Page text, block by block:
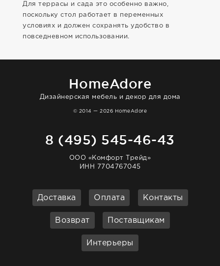
Для террасы и сада это особенно важно,
поскольку стол работает в переменных
условиях и должен сохранять удобство в
повседневном использовании.
HomeAdore
Дизайнерская мебель и декор для дома
© 2014 — 2026 HomeAdore
8 (495) 545-46-43
ООО «Комфорт Трейд»
ИНН 7704767045
Доставка Оплата Контакты
Возврат Поставщикам
Интерьеры